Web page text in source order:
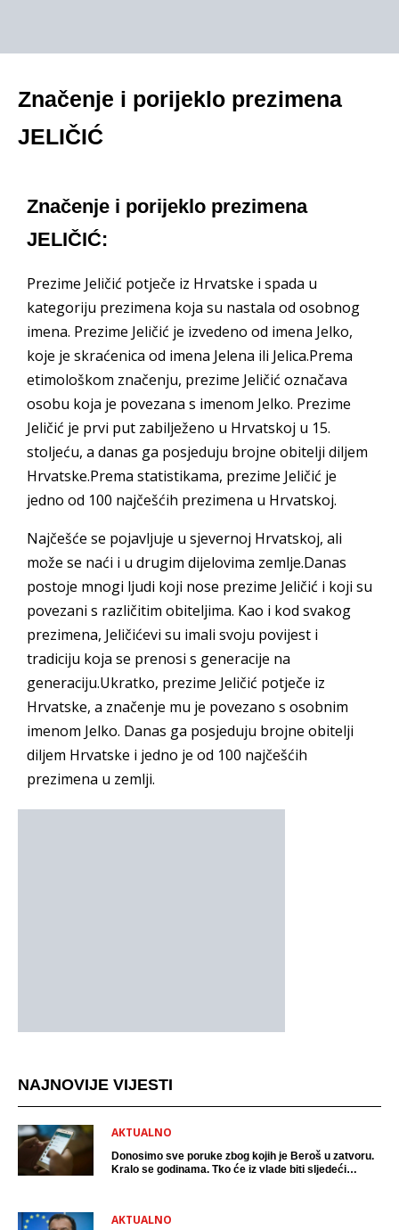
Značenje i porijeklo prezimena
JELIČIĆ
Značenje i porijeklo prezimena
JELIČIĆ:
Prezime Jeličić potječe iz Hrvatske i spada u
kategoriju prezimena koja su nastala od osobnog
imena. Prezime Jeličić je izvedeno od imena Jelko,
koje je skraćenica od imena Jelena ili Jelica.Prema
etimološkom značenju, prezime Jeličić označava
osobu koja je povezana s imenom Jelko. Prezime
Jeličić je prvi put zabilježeno u Hrvatskoj u 15.
stoljeću, a danas ga posjeduju brojne obitelji diljem
Hrvatske.Prema statistikama, prezime Jeličić je
jedno od 100 najčešćih prezimena u Hrvatskoj.
Najčešće se pojavljuje u sjevernoj Hrvatskoj, ali
može se naći i u drugim dijelovima zemlje.Danas
postoje mnogi ljudi koji nose prezime Jeličić i koji su
povezani s različitim obiteljima. Kao i kod svakog
prezimena, Jeličićevi su imali svoju povijest i
tradiciju koja se prenosi s generacije na
generaciju.Ukratko, prezime Jeličić potječe iz
Hrvatske, a značenje mu je povezano s osobnim
imenom Jelko. Danas ga posjeduju brojne obitelji
diljem Hrvatske i jedno je od 100 najčešćih
prezimena u zemlji.
NAJNOVIJE VIJESTI
AKTUALNO
Donosimo sve poruke zbog kojih je Beroš u zatvoru.
Kralo se godinama. Tko će iz vlade biti sljedeći
AKTUALNO